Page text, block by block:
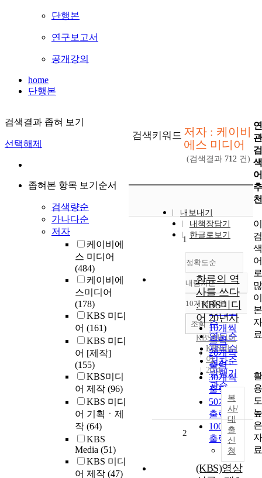
단행본
연구보고서
공개강의
home
단행본
검색결과 좁혀 보기
선택해제
좁혀본 항목 보기순서
검색량순
가나다순
저자
케이비에
스 미디어
(484)
케이비에
스미디어
(178)
KBS 미디
어 (161)
KBS 미디
어 [제작]
(155)
KBS미디
어 제작 (96)
KBS 미디
어 기획ㆍ제
작 (64)
KBS
Media (51)
KBS 미디
어 제작 (47)
검색키워드 저자 : 케이비
에스 미디어
(검색결과 712 건)
내보내기
내책장담기
한글로보기
정확도순
정확도
순
인기도
순
연도순
제목순
저자순
발행기
관순
내림차순
내림차순
10개씩 출력
10개씩
출력
20개씩
출력
30개씩
출력
50개씩
출력
100개씩
출력
조회
1
한류의 역
사를 쓰다
: KBS미디
어 20년사
KBS미디어
KBS미디
어
2011
복
사/
대
출
신
청
2
(KBS)영상
연
관
검
색
어
추
천
이
검
색
어
로
많
이
본
자
료
활
용
도
높
은
자
료